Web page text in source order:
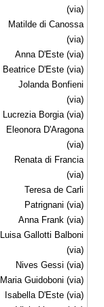
(via)
Matilde di Canossa
(via)
Anna D'Este (via)
Beatrice D'Este (via)
Jolanda Bonfieni
(via)
Lucrezia Borgia (via)
Eleonora D'Aragona
(via)
Renata di Francia
(via)
Teresa de Carli
Patrignani (via)
Anna Frank (via)
Luisa Gallotti Balboni
(via)
Nives Gessi (via)
Maria Guidoboni (via)
Isabella D'Este (via)